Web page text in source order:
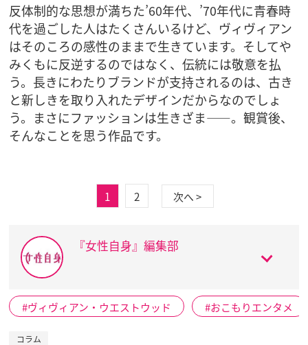
反体制的な思想が満ちた’60年代、’70年代に青春時
代を過ごした人はたくさんいるけど、ヴィヴィアン
はそのころの感性のままで生きています。そしてや
みくもに反逆するのではなく、伝統には敬意を払
う。長きにわたりブランドが支持されるのは、古き
と新しきを取り入れたデザインだからなのでしょ
う。まさにファッションは生きざま――。観賞後、
そんなことを思う作品です。
1 2 次へ >
『女性自身』編集部
ヴィヴィアン・ウエストウッド おこもりエンタメ
コラム